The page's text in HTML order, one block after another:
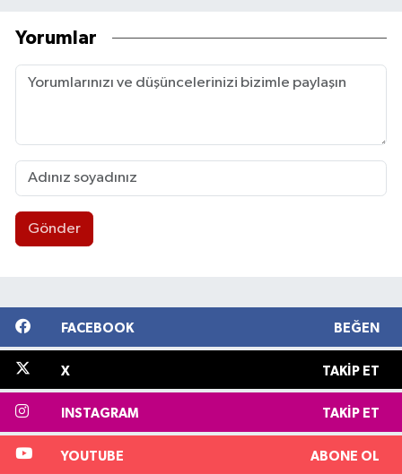
Yorumlar
Gönder
FACEBOOK BEĞEN
X TAKIP ET
INSTAGRAM TAKIP ET
YOUTUBE ABONE OL